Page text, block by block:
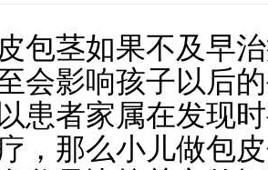
茎如果不及早治
会影响孩子以后
患者家属在发现
，那么小儿做包